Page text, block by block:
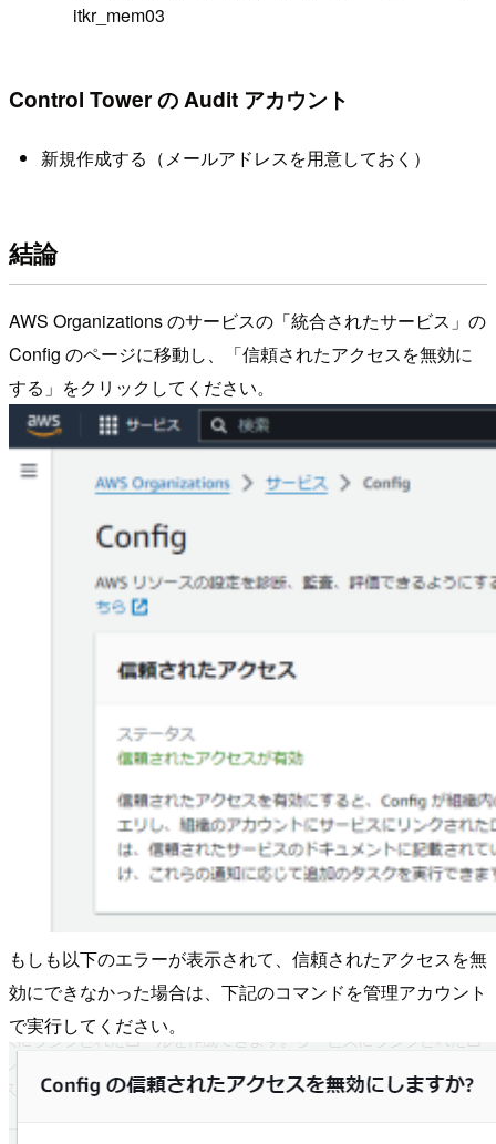
itkr_mem03
Control Tower の Audit アカウント
新規作成する（メールアドレスを用意しておく）
結論
AWS Organizations のサービスの「統合されたサービス」の
Config のページに移動し、「信頼されたアクセスを無効に
する」をクリックしてください。
もしも以下のエラーが表示されて、信頼されたアクセスを無
効にできなかった場合は、下記のコマンドを管理アカウント
で実行してください。